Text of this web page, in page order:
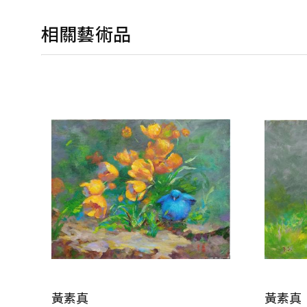
相關藝術品
黃素真 黃素真